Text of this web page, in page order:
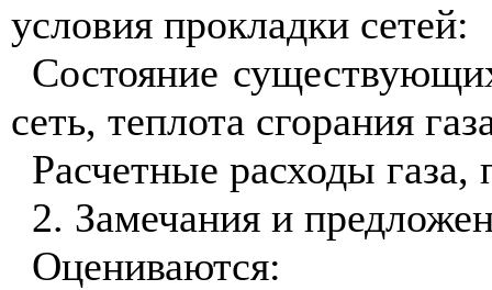
условия прокладки сетей:
Состояние
сеть, теплота сгорания
Расчетные расходы газа,
2. Замечания и
Оцениваются: